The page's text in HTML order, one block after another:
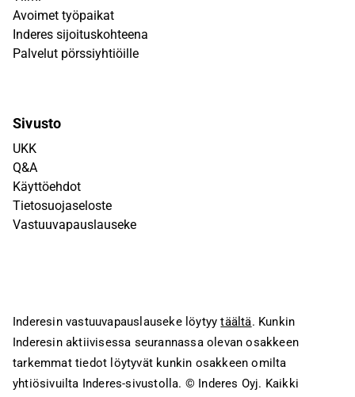
Avoimet työpaikat
Inderes sijoituskohteena
Palvelut pörssiyhtiöille
Sivusto
UKK
Q&A
Käyttöehdot
Tietosuojaseloste
Vastuuvapauslauseke
Inderesin vastuuvapauslauseke löytyytäältä. Kunkin
Inderesin aktiivisessa seurannassa olevan osakkeen
tarkemmat tiedot löytyvät kunkin osakkeen omilta
yhtiösivuilta Inderes-sivustolla. © Inderes Oyj. Kaikki